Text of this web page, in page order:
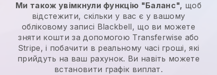
Ми також увімкнули функцію "Баланс", щоб
відстежити, скільки у вас є у вашому
обліковому записі Blackbell, що ви можете
зняти кошти за допомогою Transferwise або
Stripe, і побачити в реальному часі гроші, які
прийдуть на ваш рахунок. Ви навіть можете
встановити графік виплат.